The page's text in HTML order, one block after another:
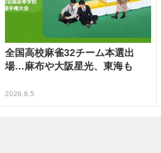
全国高校麻雀32チーム本選出
場…麻布や大阪星光、東海も
2026.8.5